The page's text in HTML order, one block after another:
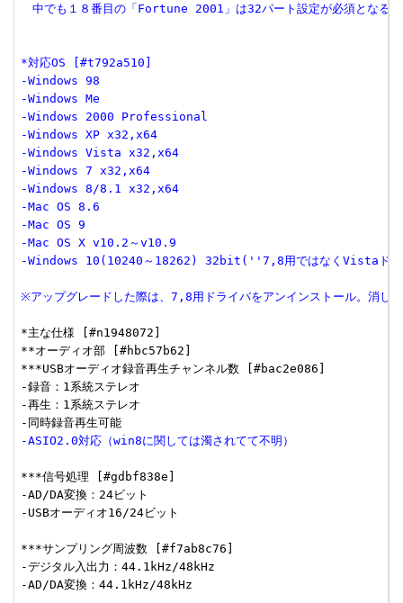
中でも１８番目の「Fortune 2001」は32パート設定が必須となる。
*対応OS [#t792a510]
-Windows 98
-Windows Me
-Windows 2000 Professional
-Windows XP x32,x64
-Windows Vista x32,x64
-Windows 7 x32,x64
-Windows 8/8.1 x32,x64
-Mac OS 8.6
-Mac OS 9
-Mac OS X v10.2～v10.9
-Windows 10(10240～18262) 32bit(''7,8用ではなくVistaドラ
※アップグレードした際は、7,8用ドライバをアンインストール。消し
*主な仕様 [#n1948072]
**オーディオ部 [#hbc57b62]
***USBオーディオ録音再生チャンネル数 [#bac2e086]
-録音：1系統ステレオ
-再生：1系統ステレオ
-同時録音再生可能
-ASIO2.0対応（win8に関しては濁されてて不明）
***信号処理 [#gdbf838e]
-AD/DA変換：24ビット
-USBオーディオ16/24ビット
***サンプリング周波数 [#f7ab8c76]
-デジタル入出力：44.1kHz/48kHz
-AD/DA変換：44.1kHz/48kHz